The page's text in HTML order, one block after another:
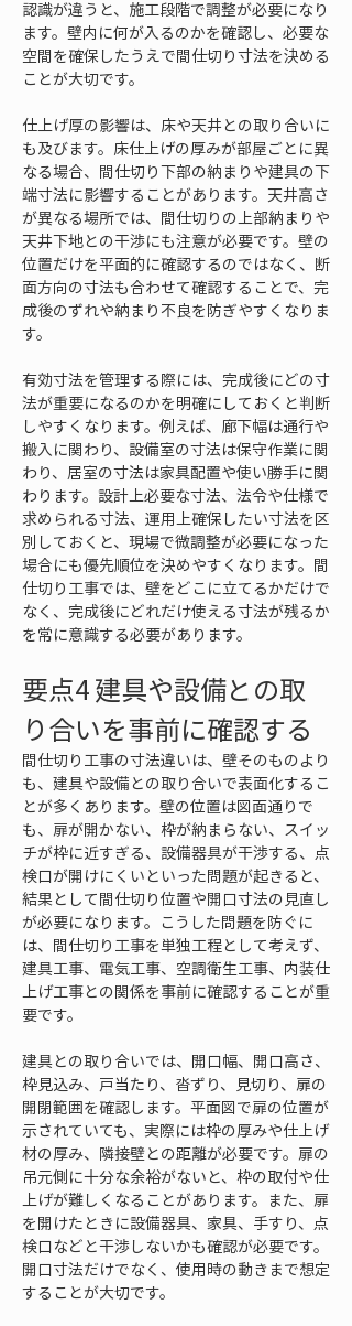
認識が違うと、施工段階で調整が必要になり
ます。壁内に何が入るのかを確認し、必要な
空間を確保したうえで間仕切り寸法を決める
ことが大切です。
仕上げ厚の影響は、床や天井との取り合いに
も及びます。床仕上げの厚みが部屋ごとに異
なる場合、間仕切り下部の納まりや建具の下
端寸法に影響することがあります。天井高さ
が異なる場所では、間仕切りの上部納まりや
天井下地との干渉にも注意が必要です。壁の
位置だけを平面的に確認するのではなく、断
面方向の寸法も合わせて確認することで、完
成後のずれや納まり不良を防ぎやすくなりま
す。
有効寸法を管理する際には、完成後にどの寸
法が重要になるのかを明確にしておくと判断
しやすくなります。例えば、廊下幅は通行や
搬入に関わり、設備室の寸法は保守作業に関
わり、居室の寸法は家具配置や使い勝手に関
わります。設計上必要な寸法、法令や仕様で
求められる寸法、運用上確保したい寸法を区
別しておくと、現場で微調整が必要になった
場合にも優先順位を決めやすくなります。間
仕切り工事では、壁をどこに立てるかだけで
なく、完成後にどれだけ使える寸法が残るか
を常に意識する必要があります。
要点4 建具や設備との取
り合いを事前に確認する
間仕切り工事の寸法違いは、壁そのものより
も、建具や設備との取り合いで表面化するこ
とが多くあります。壁の位置は図面通りで
も、扉が開かない、枠が納まらない、スイッ
チが枠に近すぎる、設備器具が干渉する、点
検口が開けにくいといった問題が起きると、
結果として間仕切り位置や開口寸法の見直し
が必要になります。こうした問題を防ぐに
は、間仕切り工事を単独工程として考えず、
建具工事、電気工事、空調衛生工事、内装仕
上げ工事との関係を事前に確認することが重
要です。
建具との取り合いでは、開口幅、開口高さ、
枠見込み、戸当たり、沓ずり、見切り、扉の
開閉範囲を確認します。平面図で扉の位置が
示されていても、実際には枠の厚みや仕上げ
材の厚み、隣接壁との距離が必要です。扉の
吊元側に十分な余裕がないと、枠の取付や仕
上げが難しくなることがあります。また、扉
を開けたときに設備器具、家具、手すり、点
検口などと干渉しないかも確認が必要です。
開口寸法だけでなく、使用時の動きまで想定
することが大切です。